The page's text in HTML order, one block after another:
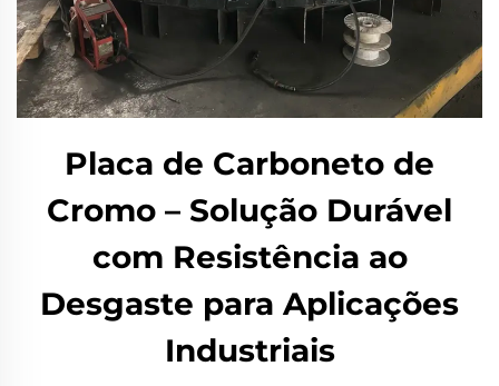
Placa de Carboneto de
Cromo – Solução Durável
com Resistência ao
Desgaste para Aplicações
Industriais